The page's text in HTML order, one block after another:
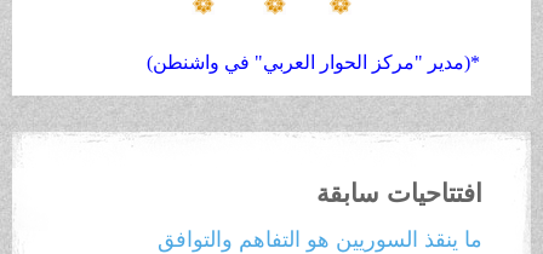
*(مدير "مركز الحوار العربي" في واشنطن)
افتتاحيات سابقة
ما ينقذ السوريين هو التفاهم والتوافق